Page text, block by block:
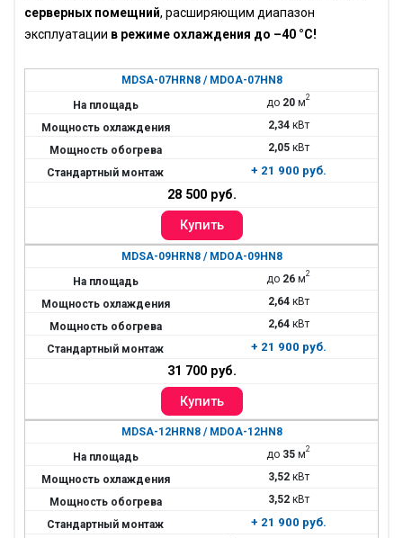
серверных помещний, расширяющим диапазон
эксплуатации в режиме охлаждения до –40 °C!
MDSA-07HRN8 / MDOA-07HN8
до 20 м2
2,34кВт
2,05кВт
+ 21 900 руб.
28 500 руб.
MDSA-09HRN8 / MDOA-09HN8
до 26 м2
2,64кВт
2,64кВт
+ 21 900 руб.
31 700 руб.
MDSA-12HRN8 / MDOA-12HN8
до 35 м2
3,52кВт
3,52кВт
+ 21 900 руб.